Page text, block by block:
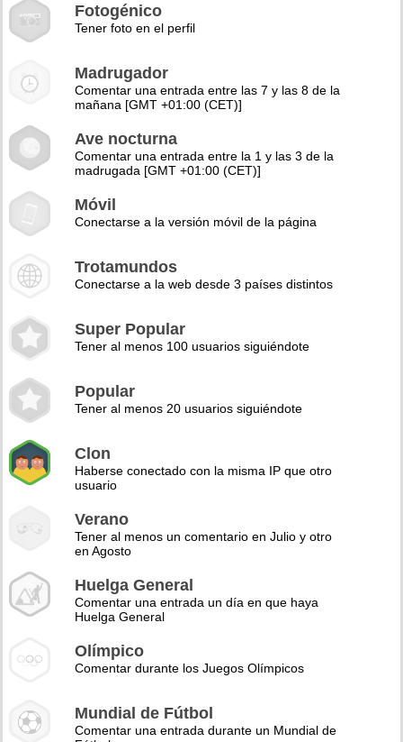
Fotogénico
Tener foto en el perfil
Madrugador
Comentar una entrada entre las 7 y las 8 de la
mañana [GMT +01:00 (CET)]
Ave nocturna
Comentar una entrada entre la 1 y las 3 de la
madrugada [GMT +01:00 (CET)]
Móvil
Conectarse a la versión móvil de la página
Trotamundos
Conectarse a la web desde 3 países distintos
Super Popular
Tener al menos 100 usuarios siguiéndote
Popular
Tener al menos 20 usuarios siguiéndote
Clon
Haberse conectado con la misma IP que otro
usuario
Verano
Tener al menos un comentario en Julio y otro
en Agosto
Huelga General
Comentar una entrada un día en que haya
Huelga General
Olímpico
Comentar durante los Juegos Olímpicos
Mundial de Fútbol
Comentar una entrada durante un Mundial de